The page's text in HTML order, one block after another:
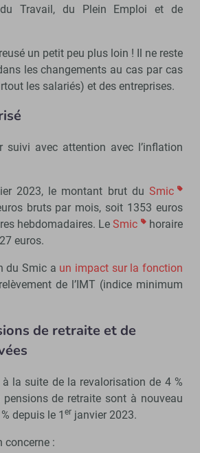
Travail, du Plein Emploi et de
un petit peu plus loin ! Il ne reste
les changements au cas par cas
les salariés) et des entreprises.
suivi avec attention avec l’inflation
2023, le montant brut duSmic
bruts par mois, soit 1353 euros
hebdomadaires. Le Smic
horaire
euros.
du Smic a un impact sur la fonction
de l’IMT (indice minimum
de retraite et de
la suite de la revalorisation de 4 %
de retraite sont à nouveau
depuis le 1 er janvier 2023.
concerne :